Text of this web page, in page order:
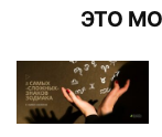
ЭТО